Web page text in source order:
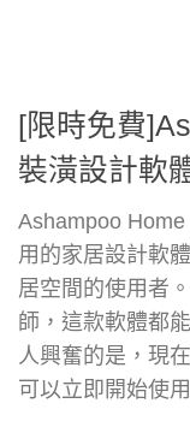
[限時免費
裝潢設計軟
Ashampoo
用的家居設計軟
居空間的使用者
師，這款軟體都
人興奮的是，現
可以立即開始使